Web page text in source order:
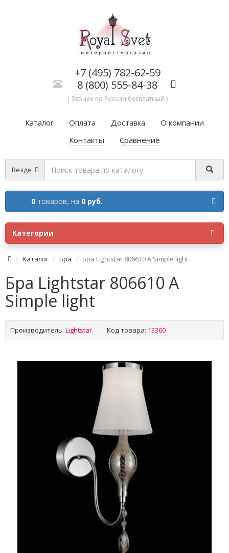
+7 (495) 782-62-59
8 (800) 555-84-38
( Звонок по России бесплатный )
Каталог Оплата Доставка
О компании
Контакты
Сравнение
Везде
0 товаров, на 0 руб.
Категории
Каталог Бра Бра Lightstar 806610 A Simple light
Бра Lightstar 806610 A
Simple light
Производитель: Lightstar Код товара: 13360